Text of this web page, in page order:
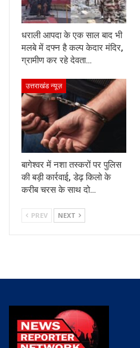
धराली आपदा के एक साल बाद भी
मलबे में दफ्न है कल्प केदार मंदिर,
ग्रामीण कर रहे देवता…
उत्तराखंड न्यूज़
बागेश्वर में नशा तस्करों पर पुलिस
की बड़ी कार्रवाई, डेढ़ किलो के
करीब चरस के साथ दो…
PREV NEXT